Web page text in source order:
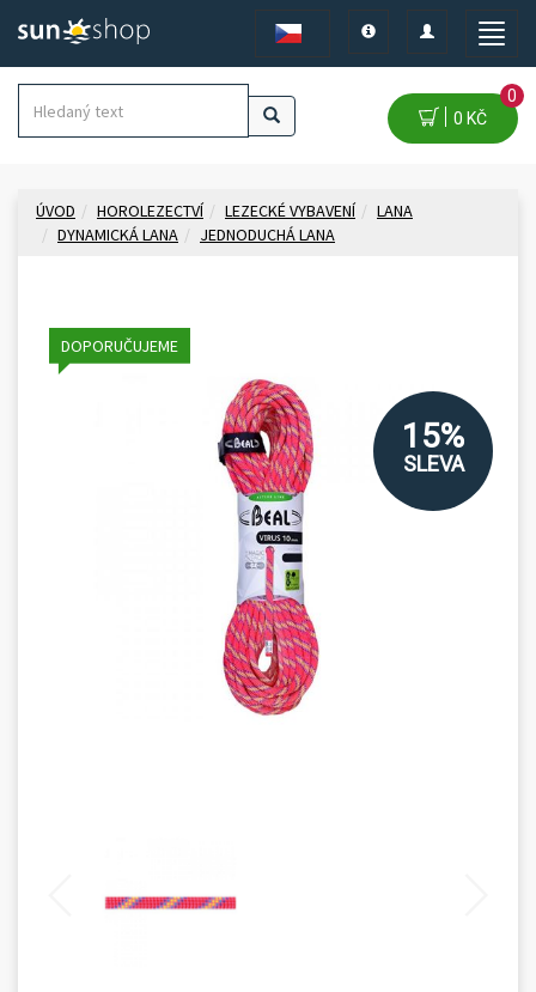
Toggle
Toggle
navigation
Toggle
0 KČ
0
ÚVOD HOROLEZECTVÍ LEZECKÉ VYBAVENÍ
LANA
DYNAMICKÁ LANA
JEDNODUCHÁ LANA
DOPORUČUJEME
15%
SLEVA